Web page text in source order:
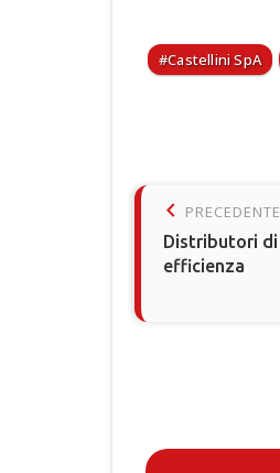
Castellini SpA
keyboard_arrow_left PRECEDENTE
Distributori di
efficienza